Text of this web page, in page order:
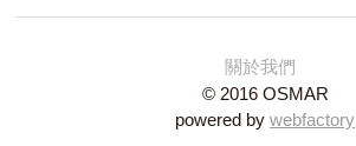
關於我們
© 2016 OSMAR
powered by webfactory